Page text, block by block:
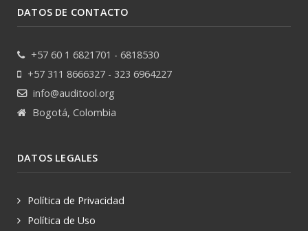
DATOS DE CONTACTO
+57 60 1 6821701 - 6818530
+57 311 8666327 - 323 6964227
info@auditool.org
Bogotá, Colombia
DATOS LEGALES
Política de Privacidad
Política de Uso